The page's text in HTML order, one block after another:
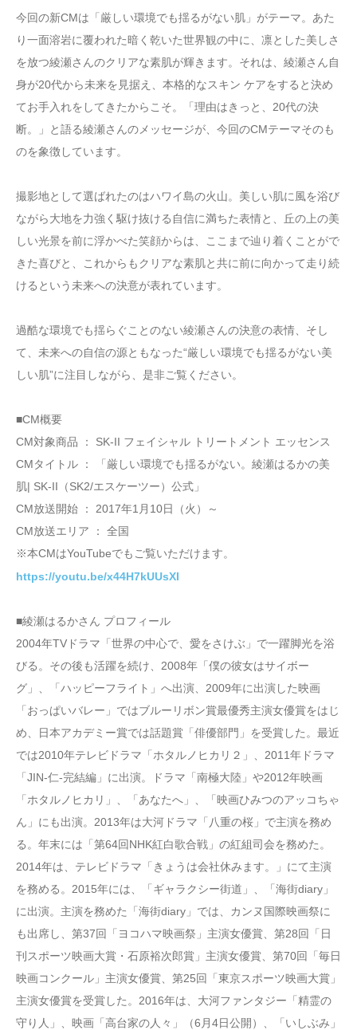
今回の新CMは「厳しい環境でも揺るがない肌」がテーマ。あた
り一面溶岩に覆われた暗く乾いた世界観の中に、凛とした美しさ
を放つ綾瀬さんのクリアな素肌が輝きます。それは、綾瀬さん自
身が20代から未来を見据え、本格的なスキン ケアをすると決め
てお手入れをしてきたからこそ。「理由はきっと、20代の決
断。」と語る綾瀬さんのメッセージが、今回のCMテーマそのも
のを象徴しています。
撮影地として選ばれたのはハワイ島の火山。美しい肌に風を浴び
ながら大地を力強く駆け抜ける自信に満ちた表情と、丘の上の美
しい光景を前に浮かべた笑顔からは、ここまで辿り着くことがで
きた喜びと、これからもクリアな素肌と共に前に向かって走り続
けるという未来への決意が表れています。
過酷な環境でも揺らぐことのない綾瀬さんの決意の表情、そし
て、未来への自信の源ともなった“厳しい環境でも揺るがない美
しい肌”に注目しながら、是非ご覧ください。
■CM概要
CM対象商品 ： SK-II フェイシャル トリートメント エッセンス
CMタイトル ： 「厳しい環境でも揺るがない。綾瀬はるかの美
肌| SK-II（SK2/エスケーツー）公式」
CM放送開始 ： 2017年1月10日（火）～
CM放送エリア ： 全国
※本CMはYouTubeでもご覧いただけます。
https://youtu.be/x44H7kUUsXI
■綾瀬はるかさん プロフィール
2004年TVドラマ「世界の中心で、愛をさけぶ」で一躍脚光を浴
びる。その後も活躍を続け、2008年「僕の彼女はサイボー
グ」、「ハッピーフライト」へ出演、2009年に出演した映画
「おっぱいバレー」ではブルーリボン賞最優秀主演女優賞をはじ
め、日本アカデミー賞では話題賞「俳優部門」を受賞した。最近
では2010年テレビドラマ「ホタルノヒカリ２」、2011年ドラマ
「JIN-仁-完結編」に出演。ドラマ「南極大陸」や2012年映画
「ホタルノヒカリ」、「あなたへ」、「映画ひみつのアッコちゃ
ん」にも出演。2013年は大河ドラマ「八重の桜」で主演を務め
る。年末には「第64回NHK紅白歌合戦」の紅組司会を務めた。
2014年は、テレビドラマ「きょうは会社休みます。」にて主演
を務める。2015年には、「ギャラクシー街道」、「海街diary」
に出演。主演を務めた「海街diary」では、カンヌ国際映画祭に
も出席し、第37回「ヨコハマ映画祭」主演女優賞、第28回「日
刊スポーツ映画大賞・石原裕次郎賞」主演女優賞、第70回「毎日
映画コンクール」主演女優賞、第25回「東京スポーツ映画大賞」
主演女優賞を受賞した。2016年は、大河ファンタジー「精霊の
守り人」、映画「高台家の人々」（6月4日公開）、「いしぶみ」